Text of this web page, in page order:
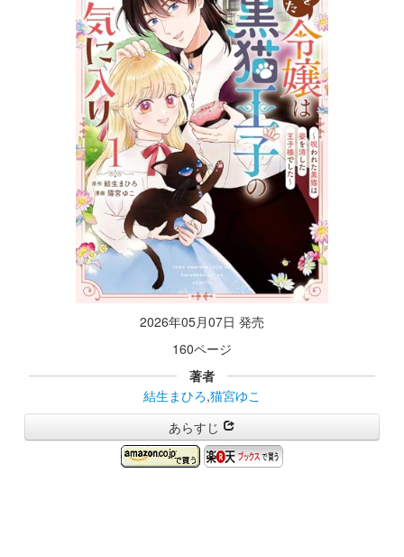
2026年05月07日 発売
160ページ
著者
結生まひろ,猫宮ゆこ
あらすじ